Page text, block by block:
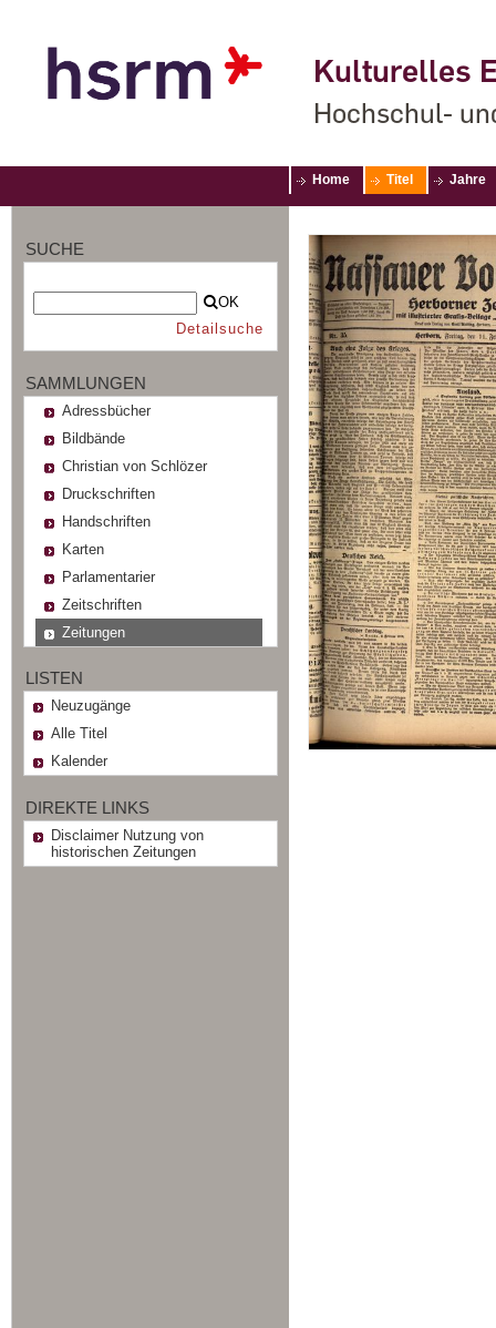
Kulturelles
Hochschul-
Home Titel Jahre
SUCHE
OK
Detailsuche
SAMMLUNGEN
Adressbücher
Bildbände
Christian von Schlözer
Druckschriften
Handschriften
Karten
Parlamentarier
Zeitschriften
Zeitungen
LISTEN
Neuzugänge
Alle Titel
Kalender
DIREKTE LINKS
Disclaimer Nutzung von
historischen Zeitungen